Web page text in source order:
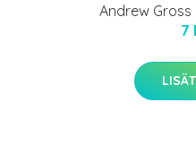
Andrew Gross
7